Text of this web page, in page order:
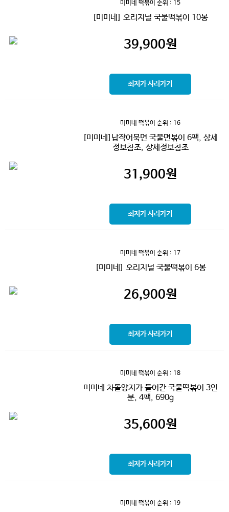
미미네 떡볶이 순위 : 15
[미미네] 오리지널 국물떡볶이 10봉
39,900원
최저가 사러가기
미미네 떡볶이 순위 : 16
[미미네]납작어묵면 국물면볶이 6팩, 상세
정보참조, 상세정보참조
31,900원
최저가 사러가기
미미네 떡볶이 순위 : 17
[미미네] 오리지널 국물떡볶이 6봉
26,900원
최저가 사러가기
미미네 떡볶이 순위 : 18
미미네 차돌양지가 들어간 국물떡볶이 3인
분, 4팩, 690g
35,600원
최저가 사러가기
미미네 떡볶이 순위 : 19